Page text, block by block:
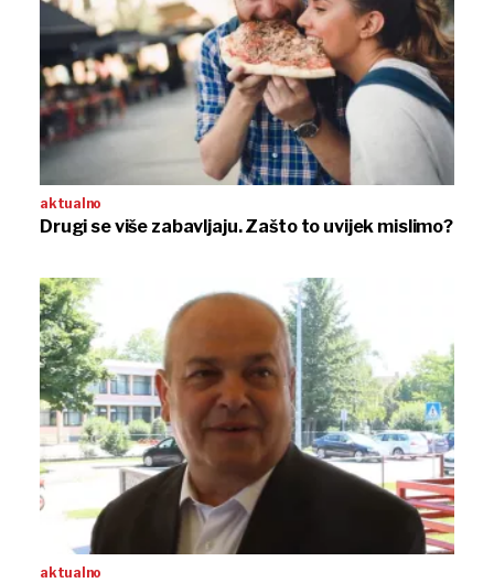
aktualno
Drugi se više zabavljaju. Zašto to uvijek mislimo?
aktualno